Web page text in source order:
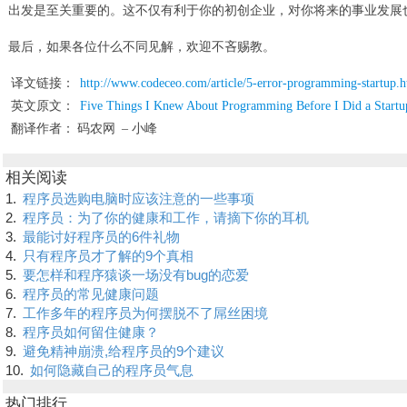
出发是至关重要的。这不仅有利于你的初创企业，对你将来的事业发展
最后，如果各位什么不同见解，欢迎不吝赐教。
译文链接：
http://www.codeceo.com/article/5-error-programming-
英文原文：
Five Things I Knew About Programming Before I Did a
翻译作者： 码农网 – 小峰
相关阅读
1. 程序员选购电脑时应该注意的一些事项
2. 程序员：为了你的健康和工作，请摘下你的耳机
3. 最能讨好程序员的6件礼物
4. 只有程序员才了解的9个真相
5. 要怎样和程序猿谈一场没有bug的恋爱
6. 程序员的常见健康问题
7. 工作多年的程序员为何摆脱不了屌丝困境
8. 程序员如何留住健康？
9. 避免精神崩溃,给程序员的9个建议
10. 如何隐藏自己的程序员气息